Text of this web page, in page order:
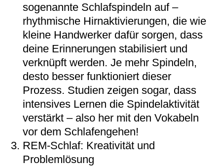
sogenannte Schlafspindeln auf –
rhythmische Hirnaktivierungen, die wie
kleine Handwerker dafür sorgen, dass
deine Erinnerungen stabilisiert und
verknüpft werden. Je mehr Spindeln,
desto besser funktioniert dieser
Prozess. Studien zeigen sogar, dass
intensives Lernen die Spindelaktivität
verstärkt – also her mit den Vokabeln
vor dem Schlafengehen!
REM-Schlaf: Kreativität und
Problemlösung